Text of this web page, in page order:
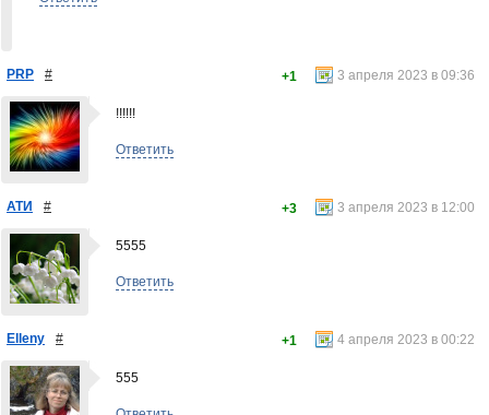
PRP # 3 апреля 2023 в 09:36
+1
!!!!!!
Ответить
АТИ # 3 апреля 2023 в 12:00
+3
5555
Ответить
Elleny # 4 апреля 2023 в 00:22
+1
555